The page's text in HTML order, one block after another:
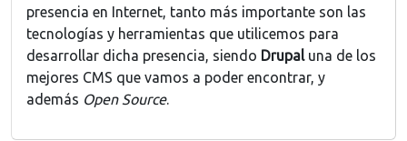
presencia en Internet, tanto más importante son las
tecnologías y herramientas que utilicemos para
desarrollar dicha presencia, siendo Drupaluna de los
mejores CMS que vamos a poder encontrar, y
además Open Source.